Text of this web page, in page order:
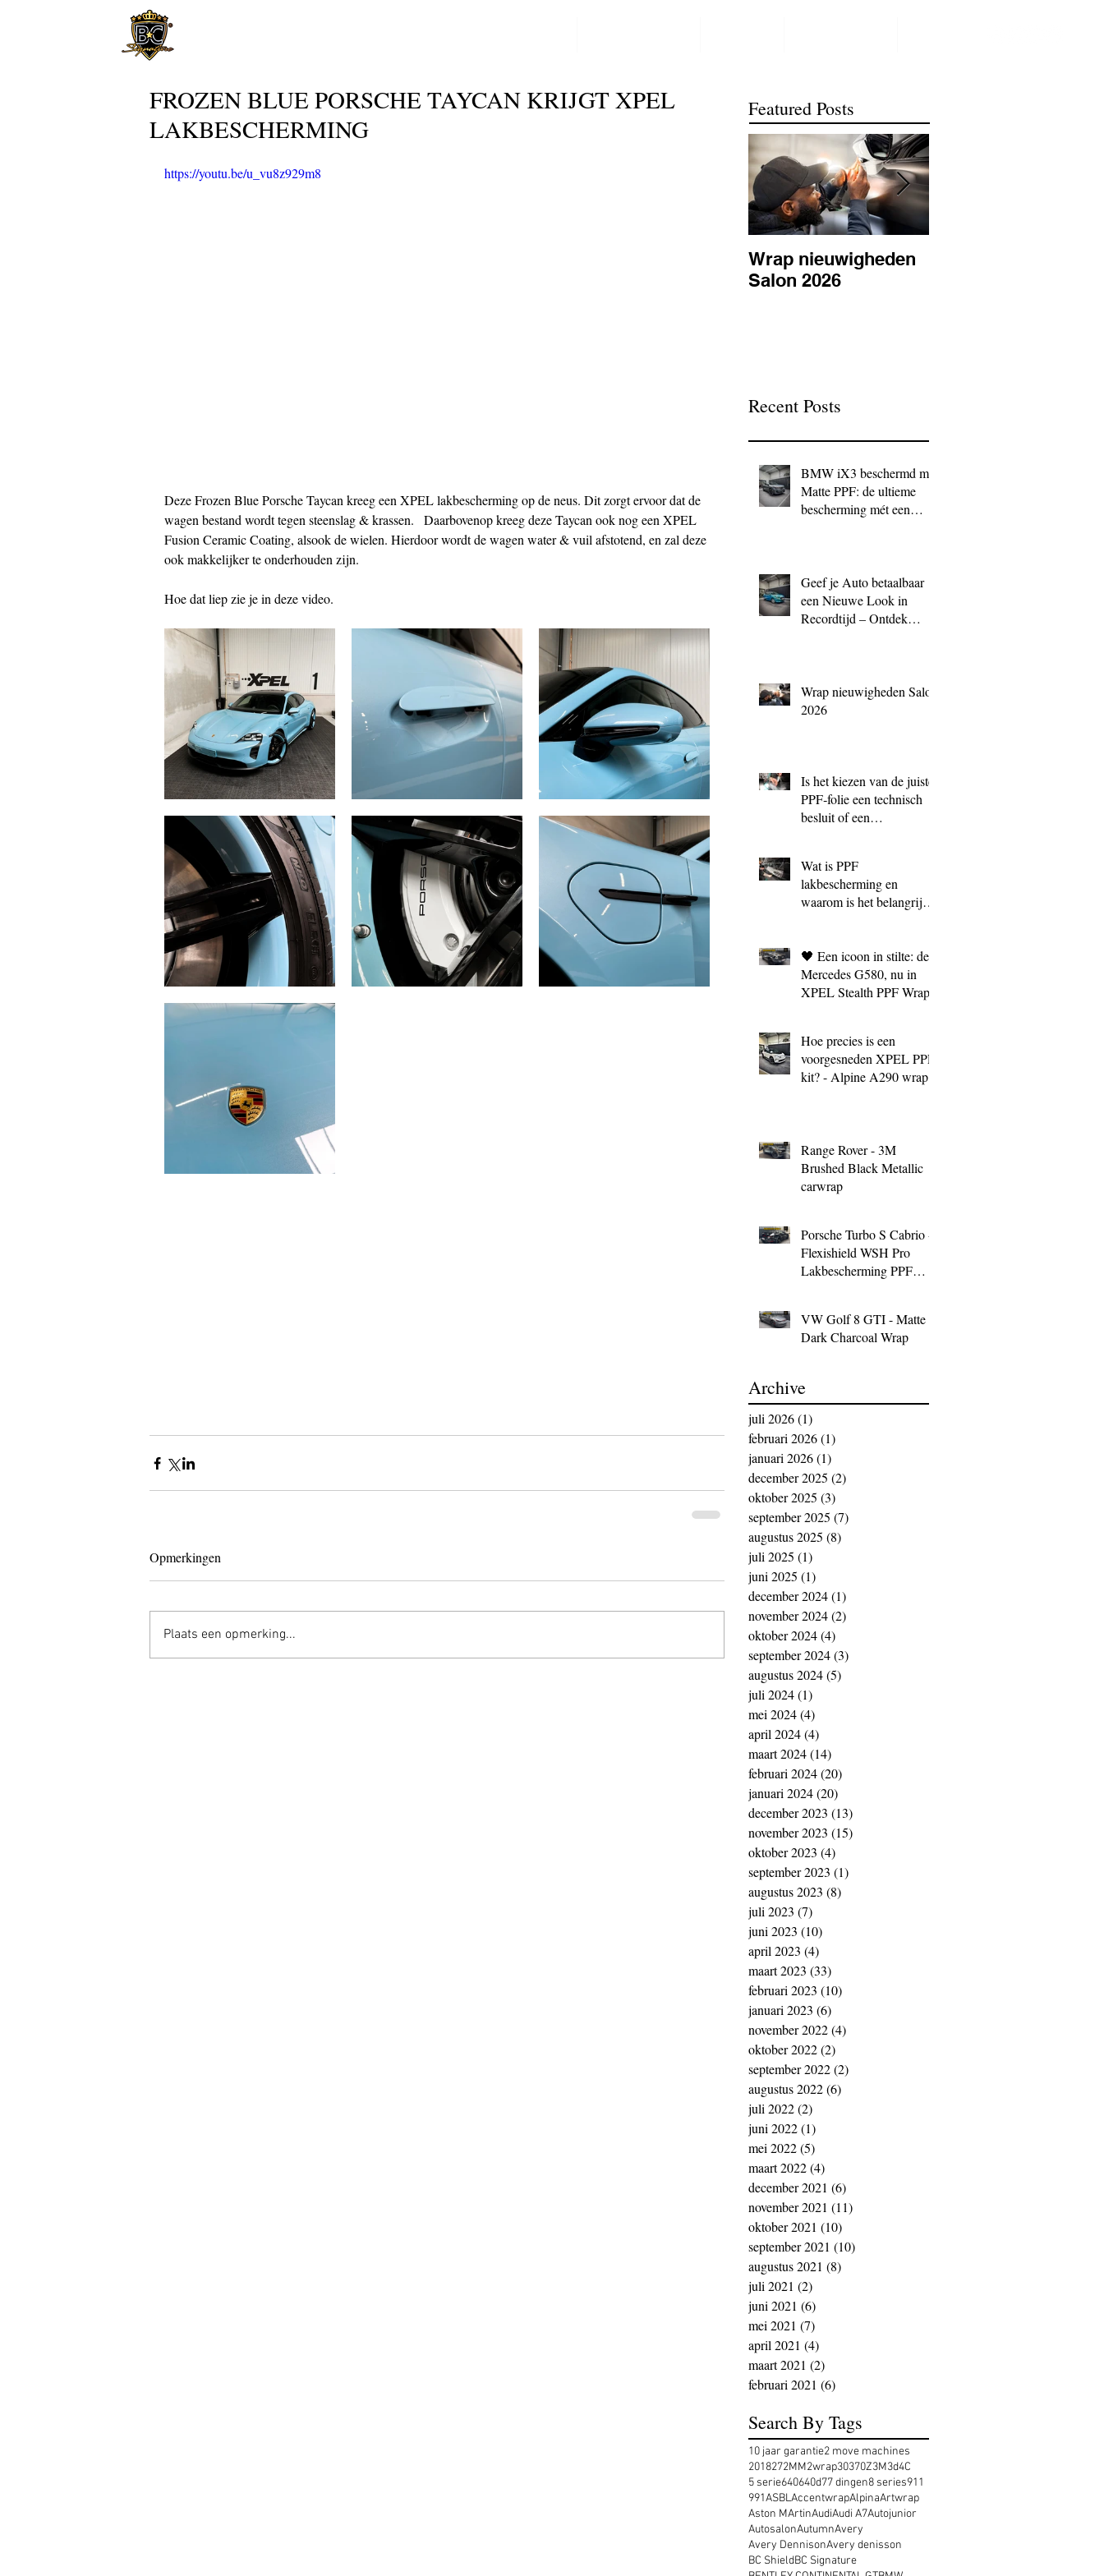
FROZEN BLUE PORSCHE TAYCAN KRIJGT XPEL
LAKBESCHERMING
https://youtu.be/u_vu8z929m8
Deze Frozen Blue Porsche Taycan kreeg een XPEL lakbescherming op de neus. Dit zorgt ervoor dat de
wagen bestand wordt tegen steenslag & krassen.   Daarbovenop kreeg deze Taycan ook nog een XPEL
Fusion Ceramic Coating, alsook de wielen. Hierdoor wordt de wagen water & vuil afstotend, en zal deze
ook makkelijker te onderhouden zijn.
Hoe dat liep zie je in deze video.
Opmerkingen
Plaats een opmerking...
Featured Posts
Wrap nieuwigheden
Salon 2026
Recent Posts
BMW iX3 beschermd met
Matte PPF: de ultieme
bescherming mét een
Geef je Auto betaalbaar
een Nieuwe Look in
Recordtijd – Ontdek
Wrap nieuwigheden Salon
2026
Is het kiezen van de juiste
PPF‑folie een technisch
besluit of een
Wat is PPF
lakbescherming en
waarom is het belangrijk?
🖤 Een icoon in stilte: de
Mercedes G580, nu in
XPEL Stealth PPF Wrap
Hoe precies is een
voorgesneden XPEL PPF
kit? - Alpine A290 wrap
Range Rover - 3M
Brushed Black Metallic
carwrap
Porsche Turbo S Cabrio -
Flexishield WSH Pro
Lakbescherming PPF
VW Golf 8 GTI - Matte
Dark Charcoal Wrap
Archive
juli 2026(1)
februari 2026(1)
januari 2026(1)
december 2025 (2)
oktober 2025 (3)
september 2025 (7)
augustus 2025 (8)
juli 2025 (1)
juni 2025 (1)
december 2024(1)
november 2024(2)
oktober 2024(4)
september 2024(3)
augustus 2024(5)
juli 2024(1)
mei 2024(4)
april 2024(4)
maart 2024(14)
februari 2024(20)
januari 2024(20)
december 2023 (13)
november 2023 (15)
oktober 2023 (4)
september 2023 (1)
augustus 2023 (8)
juli 2023 (7)
juni 2023 (10)
april 2023 (4)
maart 2023 (33)
februari 2023 (10)
januari 2023 (6)
november 2022(4)
oktober 2022(2)
september 2022(2)
augustus 2022(6)
juli 2022(2)
juni 2022(1)
mei 2022(5)
maart 2022(4)
december 2021 (6)
november 2021 (11)
oktober 2021 (10)
september 2021 (10)
augustus 2021 (8)
juli 2021 (2)
juni 2021 (6)
mei 2021 (7)
april 2021 (4)
maart 2021 (2)
februari 2021 (6)
Search By Tags
10 jaar garantie2 move machines
2018272MM2wrap30370Z3M3d4C
5 serie640640d77 dingen8 series911
991ASBLAccentwrapAlpinaArtwrap
Aston MArtinAudiAudi A7Autojunior
AutosalonAutumnAvery
Avery DennisonAvery denisson
BC ShieldBC Signature